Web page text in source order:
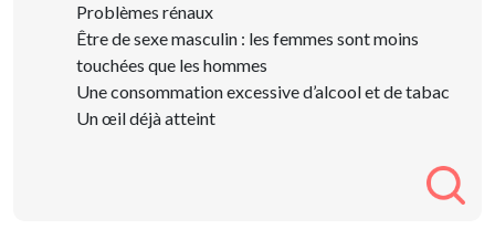
Problèmes rénaux
Être de sexe masculin : les femmes sont moins
touchées que les hommes
Une consommation excessive d’alcool et de tabac
Un œil déjà atteint